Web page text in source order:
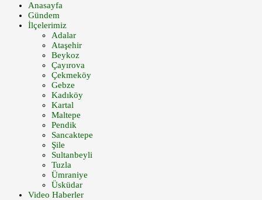
Anasayfa
Gündem
İlçelerimiz
Adalar
Ataşehir
Beykoz
Çayırova
Çekmeköy
Gebze
Kadıköy
Kartal
Maltepe
Pendik
Sancaktepe
Şile
Sultanbeyli
Tuzla
Ümraniye
Üsküdar
Video Haberler